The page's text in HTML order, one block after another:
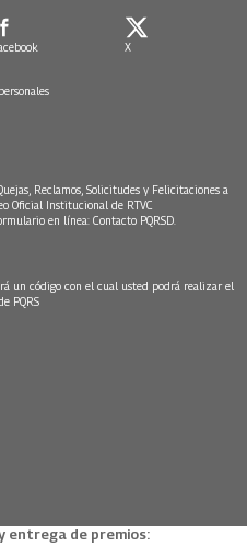
X
Reclamos, Solicitudes y Felicitaciones a
Oficial Institucional de RTVC
en línea: Contacto PQRSD.
un código con el cual usted podrá realizar el
PQRS
entrega de premios: